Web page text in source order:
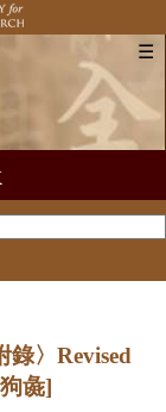
☰
錄〉Revised
彘]